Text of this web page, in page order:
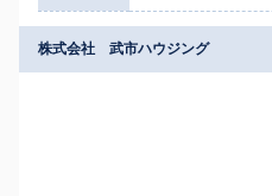
株式会社 武市ハウジング